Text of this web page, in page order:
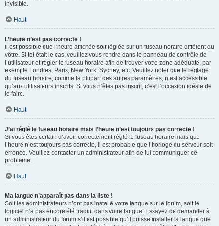
invisible.
Haut
L’heure n’est pas correcte !
Il est possible que l’heure affichée soit réglée sur un fuseau horaire différent du
vôtre. Si tel était le cas, veuillez vous rendre dans le panneau de contrôle de
l’utilisateur et régler le fuseau horaire afin de trouver votre zone adéquate, par
exemple Londres, Paris, New York, Sydney, etc. Veuillez noter que le réglage
du fuseau horaire, comme la plupart des autres paramètres, n’est accessible
qu’aux utilisateurs inscrits. Si vous n’êtes pas inscrit, c’est l’occasion idéale de
le faire.
Haut
J’ai réglé le fuseau horaire mais l’heure n’est toujours pas correcte !
Si vous êtes certain d’avoir correctement réglé le fuseau horaire mais que
l’heure n’est toujours pas correcte, il est probable que l’horloge du serveur soit
erronée. Veuillez contacter un administrateur afin de lui communiquer ce
problème.
Haut
Ma langue n’apparaît pas dans la liste !
Soit les administrateurs n’ont pas installé votre langue sur le forum, soit le
logiciel n’a pas encore été traduit dans votre langue. Essayez de demander à
un administrateur du forum s’il est possible qu’il puisse installer la langue que